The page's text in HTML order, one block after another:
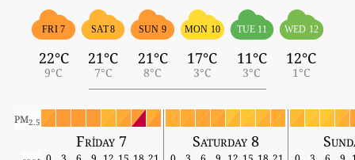
FRI 7
22°C
9°C
SAT 8
21°C
7°C
SUN 9
21°C
8°C
MON 10
17°C
3°C
TUE 11
11°C
3°C
WED 12
12°C
1°C
PM2.5
Friday 7 Saturday 8